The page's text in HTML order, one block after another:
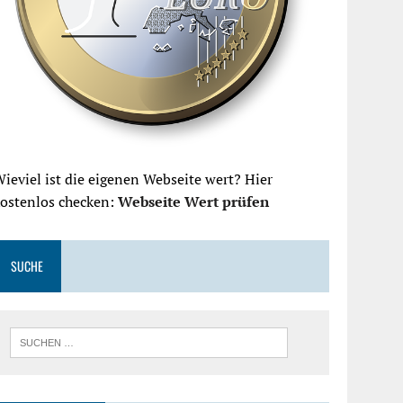
ist die eigenen Webseite wert? Hier
checken:Webseite Wert prüfen
SUCHE